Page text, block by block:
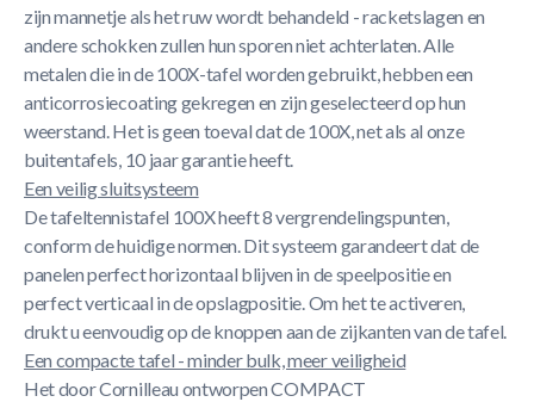
zijn mannetje als het ruw wordt behandeld - racketslagen en
andere schokken zullen hun sporen niet achterlaten. Alle
metalen die in de 100X-tafel worden gebruikt, hebben een
anticorrosiecoating gekregen en zijn geselecteerd op hun
weerstand. Het is geen toeval dat de 100X, net als al onze
buitentafels, 10 jaar garantie heeft.
Een veilig sluitsysteem
De tafeltennistafel 100X heeft 8 vergrendelingspunten,
conform de huidige normen. Dit systeem garandeert dat de
panelen perfect horizontaal blijven in de speelpositie en
perfect verticaal in de opslagpositie. Om het te activeren,
drukt u eenvoudig op de knoppen aan de zijkanten van de tafel.
Een compacte tafel - minder bulk, meer veiligheid
Het door Cornilleau ontworpen COMPACT